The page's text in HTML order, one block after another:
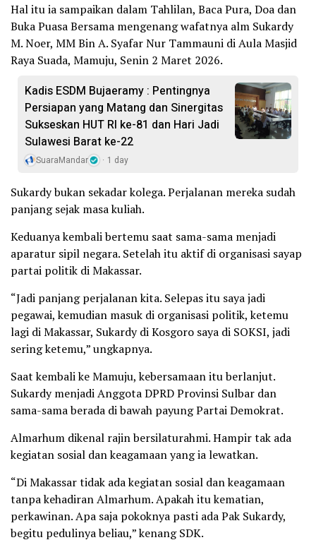
Hal itu ia sampaikan dalam Tahlilan, Baca Pura, Doa dan
Buka Puasa Bersama mengenang wafatnya alm Sukardy
M. Noer, MM Bin A. Syafar Nur Tammauni di Aula Masjid
Raya Suada, Mamuju, Senin 2 Maret 2026.
Kadis ESDM Bujaeramy : Pentingnya
Persiapan yang Matang dan Sinergitas
Sukseskan HUT RI ke-81 dan Hari Jadi
Sulawesi Barat ke-22
SuaraMandar 1 day
Sukardy bukan sekadar kolega. Perjalanan mereka sudah
panjang sejak masa kuliah.
Keduanya kembali bertemu saat sama-sama menjadi
aparatur sipil negara. Setelah itu aktif di organisasi sayap
partai politik di Makassar.
“Jadi panjang perjalanan kita. Selepas itu saya jadi
pegawai, kemudian masuk di organisasi politik, ketemu
lagi di Makassar, Sukardy di Kosgoro saya di SOKSI, jadi
sering ketemu,” ungkapnya.
Saat kembali ke Mamuju, kebersamaan itu berlanjut.
Sukardy menjadi Anggota DPRD Provinsi Sulbar dan
sama-sama berada di bawah payung Partai Demokrat.
Almarhum dikenal rajin bersilaturahmi. Hampir tak ada
kegiatan sosial dan keagamaan yang ia lewatkan.
“Di Makassar tidak ada kegiatan sosial dan keagamaan
tanpa kehadiran Almarhum. Apakah itu kematian,
perkawinan. Apa saja pokoknya pasti ada Pak Sukardy,
begitu pedulinya beliau,” kenang SDK.